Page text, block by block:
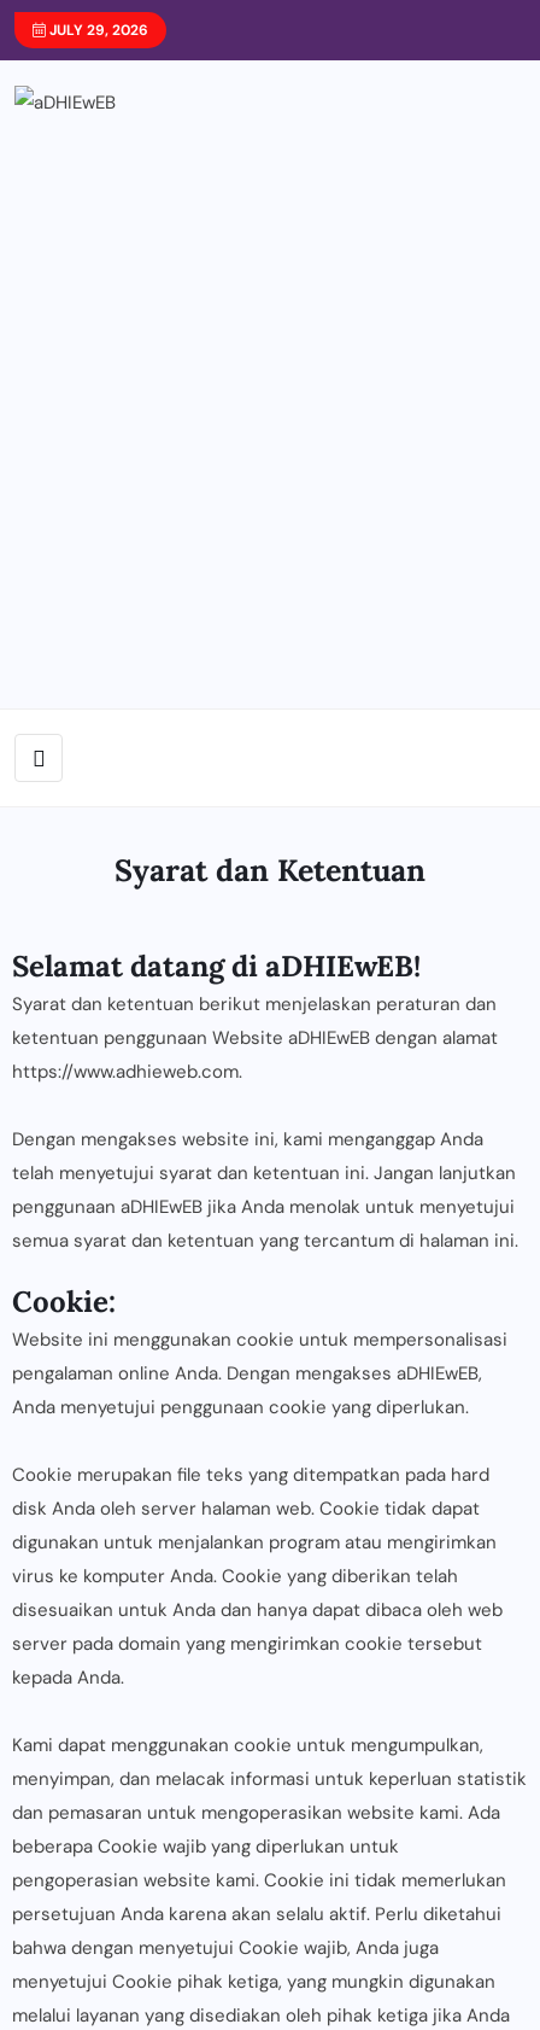
JULY 29, 2026
Syarat dan Ketentuan
Selamat datang di aDHIEwEB!
Syarat dan ketentuan berikut menjelaskan peraturan dan
ketentuan penggunaan Website aDHIEwEB dengan alamat
https://www.adhieweb.com.
Dengan mengakses website ini, kami menganggap Anda
telah menyetujui syarat dan ketentuan ini. Jangan lanjutkan
penggunaan aDHIEwEB jika Anda menolak untuk menyetujui
semua syarat dan ketentuan yang tercantum di halaman ini.
Cookie:
Website ini menggunakan cookie untuk mempersonalisasi
pengalaman online Anda. Dengan mengakses aDHIEwEB,
Anda menyetujui penggunaan cookie yang diperlukan.
Cookie merupakan file teks yang ditempatkan pada hard
disk Anda oleh server halaman web. Cookie tidak dapat
digunakan untuk menjalankan program atau mengirimkan
virus ke komputer Anda. Cookie yang diberikan telah
disesuaikan untuk Anda dan hanya dapat dibaca oleh web
server pada domain yang mengirimkan cookie tersebut
kepada Anda.
Kami dapat menggunakan cookie untuk mengumpulkan,
menyimpan, dan melacak informasi untuk keperluan statistik
dan pemasaran untuk mengoperasikan website kami. Ada
beberapa Cookie wajib yang diperlukan untuk
pengoperasian website kami. Cookie ini tidak memerlukan
persetujuan Anda karena akan selalu aktif. Perlu diketahui
bahwa dengan menyetujui Cookie wajib, Anda juga
menyetujui Cookie pihak ketiga, yang mungkin digunakan
melalui layanan yang disediakan oleh pihak ketiga jika Anda